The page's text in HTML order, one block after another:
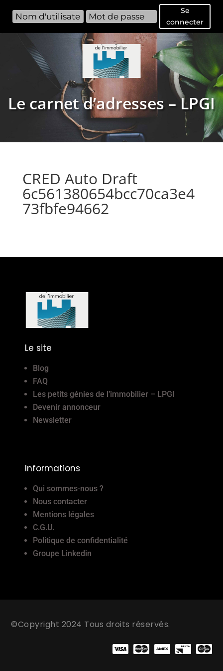
Se
connecter
Le carnet d’adresses – LPGI
CRED Auto Draft
6c561380654bcc70ca3e4
73fbfe94662
Le site
Blog
FAQ
Les petits génies de l’immobilier – LPGI
Devenir annonceur
Newsletter
Informations
Qui sommes-nous ?
Nous contacter
Mentions légales
C.G.U.
Politique de confidentialité
Groupe Linkedin
©Copyright 2024 Tous droits réservés.